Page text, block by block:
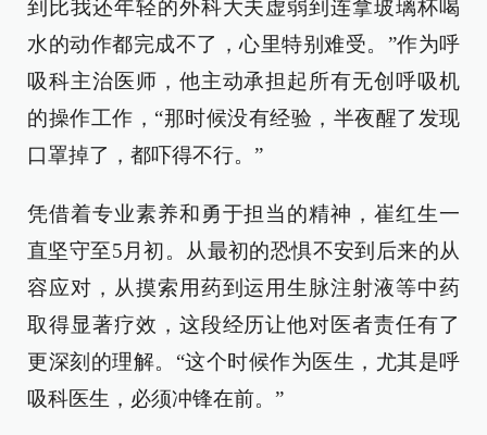
到比我还年轻的外科大夫虚弱到连拿玻璃杯喝
水的动作都完成不了，心里特别难受。”作为呼
吸科主治医师，他主动承担起所有无创呼吸机
的操作工作，“那时候没有经验，半夜醒了发现
口罩掉了，都吓得不行。”
凭借着专业素养和勇于担当的精神，崔红生一
直坚守至5月初。从最初的恐惧不安到后来的从
容应对，从摸索用药到运用生脉注射液等中药
取得显著疗效，这段经历让他对医者责任有了
更深刻的理解。“这个时候作为医生，尤其是呼
吸科医生，必须冲锋在前。”